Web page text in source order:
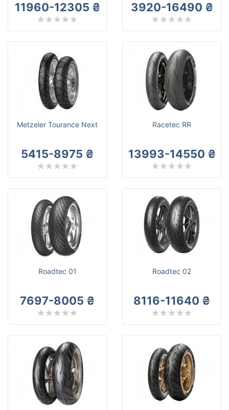
11960-12305 ₴ 3920-16490 ₴
Metzeler Tourance Next
5415-8975 ₴
Racetec RR
13993-14550 ₴
Roadtec 01
7697-8005 ₴
Roadtec 02
8116-11640 ₴